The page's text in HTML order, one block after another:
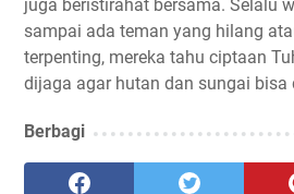
juga beristirahat bersama. Selalu
sampai ada teman yang hilang
terpenting, mereka tahu ciptaan
dijaga agar hutan dan sungai
Berbagi